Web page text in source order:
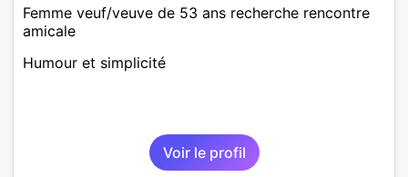
Femme veuf/veuve de 53 ans recherche rencontre
amicale
Humour et simplicité
Voir le profil